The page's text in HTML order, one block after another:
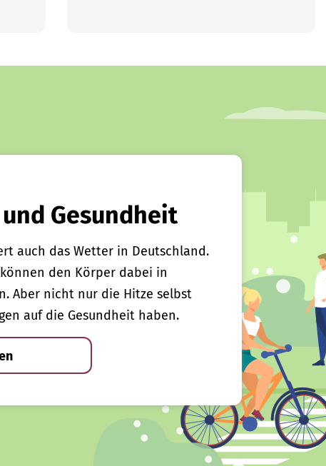
Gesundheit
auch das Wetter in Deutschland.
den Körper dabei in
Aber nicht nur die Hitze selbst
auf die Gesundheit haben.